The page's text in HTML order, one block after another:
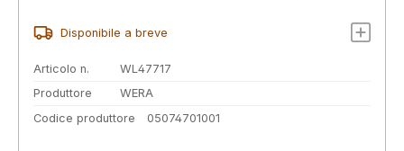
Disponibile a breve
Articolo n.
WL47717
Produttore
WERA
Codice produttore
05074701001